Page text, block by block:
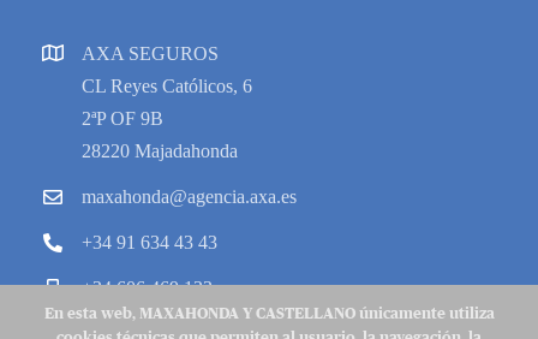
AXA SEGUROS
CL Reyes Católicos, 6
2ªP OF 9B
28220 Majadahonda
maxahonda@agencia.axa.es
+34 91 634 43 43
+34 606 469 133
En esta web, MAXAHONDA Y CASTELLANO únicamente utiliza